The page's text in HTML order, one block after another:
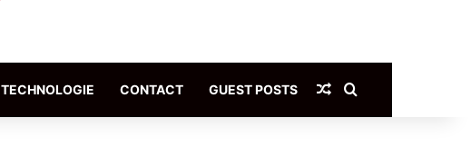
TECHNOLOGIE CONTACT GUEST POSTS Article Aléatoire